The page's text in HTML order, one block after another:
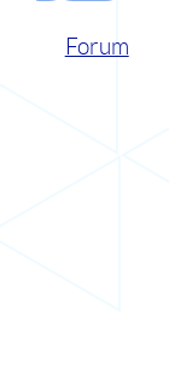
Forum